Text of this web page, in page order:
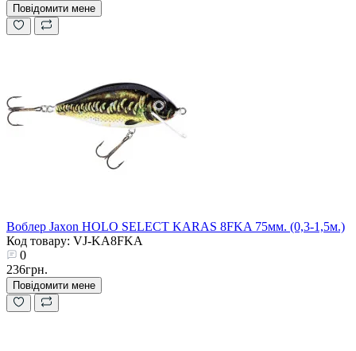
Повідомити мене
Воблер Jaxon HOLO SELECT KARAS 8FKA 75мм. (0,3-1,5м.)
Код товару: VJ-KA8FKA
0
236грн.
Повідомити мене